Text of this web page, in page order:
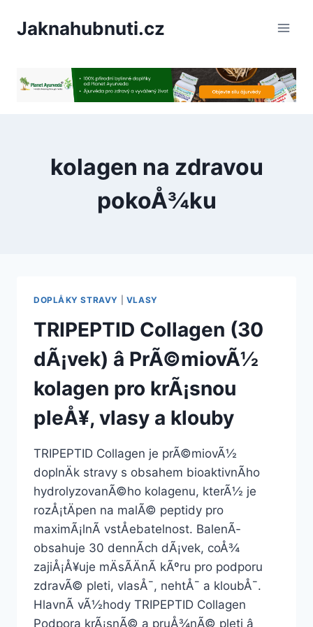
Jaknahubnuti.cz
kolagen na zdravou
pokoÅ¾ku
DOPLÅKY STRAVY VLASY
TRIPEPTID Collagen (30
dÃ¡vek) â PrÃ©miovÃ½
kolagen pro krÃ¡snou
pleÅ¥, vlasy a klouby
TRIPEPTID Collagen je prÃ©miovÃ½
doplnÄk stravy s obsahem bioaktivnÃ­ho
hydrolyzovanÃ©ho kolagenu, kterÃ½ je
rozÅ¡tÄpen na malÃ© peptidy pro
maximÃ¡lnÃ­ vstÅebatelnost. BalenÃ­
obsahuje 30 dennÃ­ch dÃ¡vek, coÅ¾
zajiÅ¡Å¥uje mÄsÃ­ÄnÃ­ kÃºru pro podporu
zdravÃ© pleti, vlasÅ¯, nehtÅ¯ a kloubÅ¯.
HlavnÃ­ vÃ½hody TRIPEPTID Collagen
Podpora krÃ¡snÃ© a pruÅ¾nÃ© pleti â